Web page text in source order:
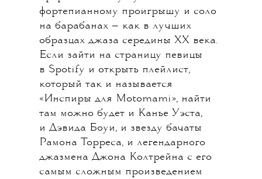
фортепианному проигрышу и соло
на барабанах — как в лучших
образцах джаза середины ХХ века.
Если зайти на страницу певицы
в Spotify и открыть плейлист,
который так и называется
«Инспиры для Motomami», найти
там можно будет и Канье Уэста,
и Дэвида Боуи, и звезду бачаты
Рамона Торреса, и легендарного
джазмена Джона Колтрейна с его
самым сложным произведением